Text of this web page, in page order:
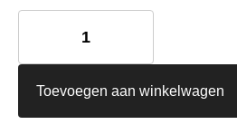
EVBox
Kabel
aantal
Toevoegen aan winkelwagen